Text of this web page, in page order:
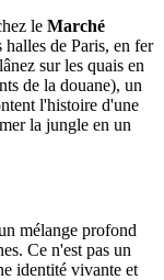
le Marché
halles de Paris, en fer
sur les quais en
de la douane), un
l'histoire d'une
la jungle en un
mélange profond
Ce n'est pas un
identité vivante et